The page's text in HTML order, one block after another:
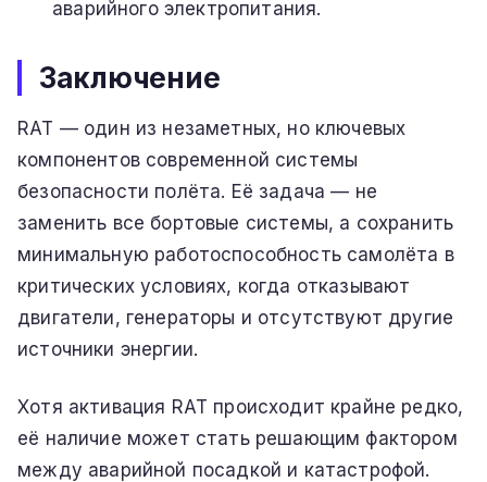
аварийного электропитания.
Заключение
RAT — один из незаметных, но ключевых
компонентов современной системы
безопасности полёта. Её задача — не
заменить все бортовые системы, а сохранить
минимальную работоспособность самолёта в
критических условиях, когда отказывают
двигатели, генераторы и отсутствуют другие
источники энергии.
Хотя активация RAT происходит крайне редко,
её наличие может стать решающим фактором
между аварийной посадкой и катастрофой.